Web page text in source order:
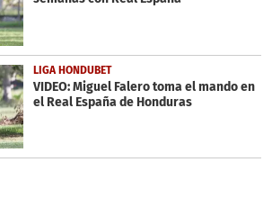
LIGA HONDUBET
VIDEO: Miguel Falero toma el mando en
el Real España de Honduras